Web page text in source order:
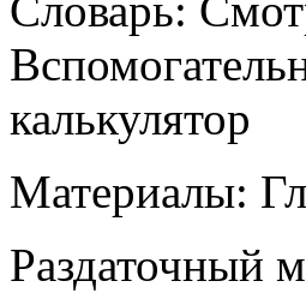
калькулятор
Материалы:
Раздаточный